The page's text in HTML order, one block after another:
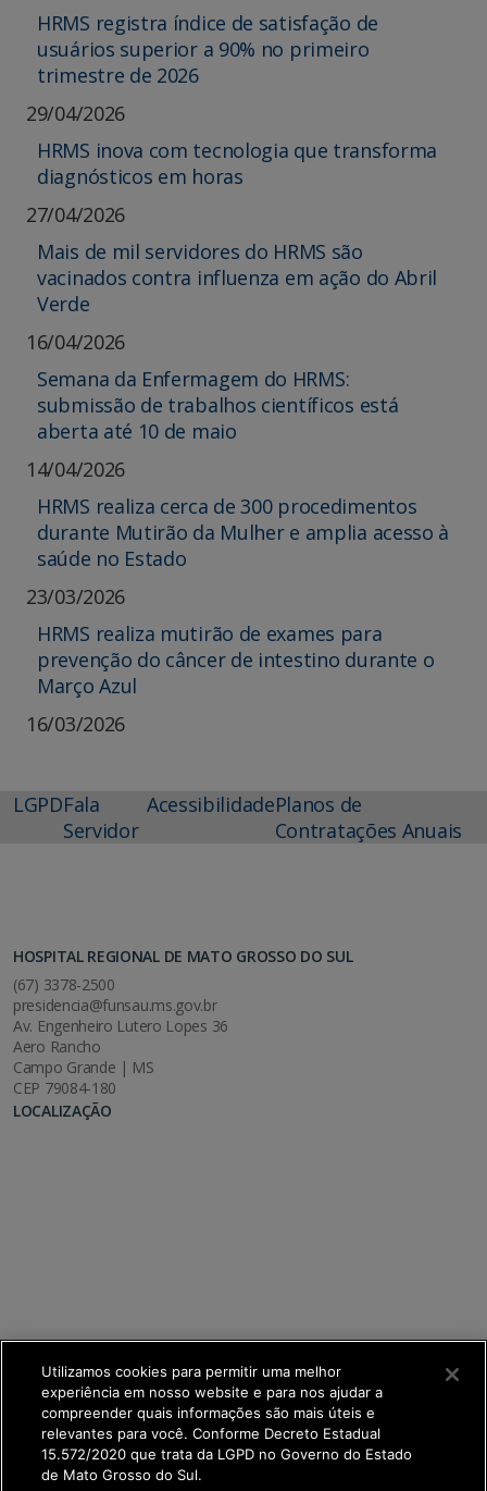
HRMS registra índice de satisfação de
usuários superior a 90% no primeiro
trimestre de 2026
29/04/2026
HRMS inova com tecnologia que transforma
diagnósticos em horas
27/04/2026
Mais de mil servidores do HRMS são
vacinados contra influenza em ação do Abril
Verde
16/04/2026
Semana da Enfermagem do HRMS:
submissão de trabalhos científicos está
aberta até 10 de maio
14/04/2026
HRMS realiza cerca de 300 procedimentos
durante Mutirão da Mulher e amplia acesso à
saúde no Estado
23/03/2026
HRMS realiza mutirão de exames para
prevenção do câncer de intestino durante o
Março Azul
16/03/2026
LGPDFala
Servidor
AcessibilidadePlanos de
Contratações Anuais
HOSPITAL REGIONAL DE MATO GROSSO DO SUL
(67) 3378-2500
presidencia@funsau.ms.gov.br
Av. Engenheiro Lutero Lopes 36
Aero Rancho
Campo Grande | MS
CEP 79084-180
LOCALIZAÇÃO
Utilizamos cookies para permitir uma melhor
experiência em nosso website e para nos ajudar a
compreender quais informações são mais úteis e
relevantes para você. Conforme Decreto Estadual
15.572/2020 que trata da LGPD no Governo do Estado
de Mato Grosso do Sul.